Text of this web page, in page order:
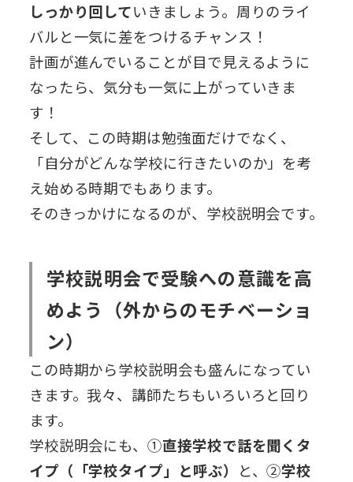
しっかり回していきましょう。周りのライ
バルと一気に差をつけるチャンス！
計画が進んでいることが目で見えるように
なったら、気分も一気に上がっていきま
す！
そして、この時期は勉強面だけでなく、
「自分がどんな学校に行きたいのか」を考
え始める時期でもあります。
そのきっかけになるのが、学校説明会です。
学校説明会で受験への意識を高
めよう（外からのモチベーショ
ン）
この時期から学校説明会も盛んになってい
きます。我々、講師たちもいろいろと回り
ます。
学校説明会にも、①直接学校で話を聞くタ
イプ（「学校タイプ」と呼ぶ）
と、②学校